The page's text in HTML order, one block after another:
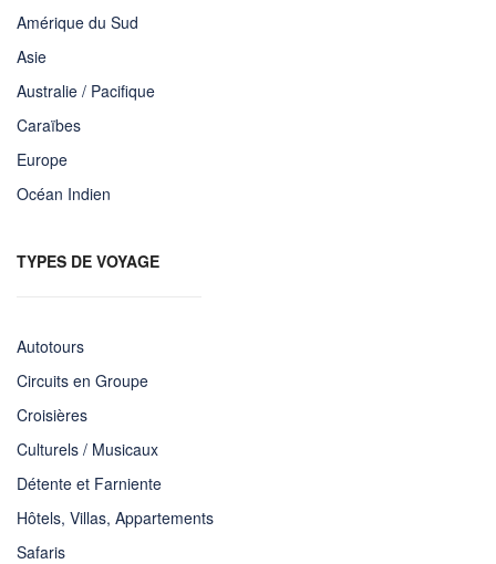
Amérique du Sud
Asie
Australie / Pacifique
Caraïbes
Europe
Océan Indien
TYPES DE VOYAGE
Autotours
Circuits en Groupe
Croisières
Culturels / Musicaux
Détente et Farniente
Hôtels, Villas, Appartements
Safaris